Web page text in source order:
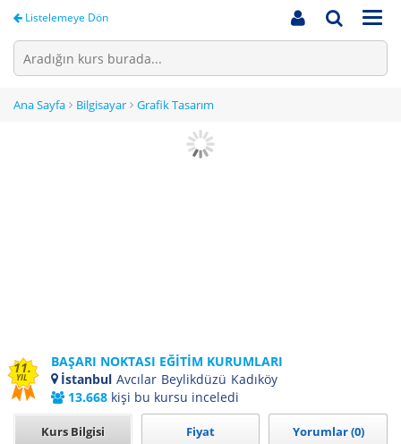
Listelemeye Dön
Ana Sayfa Bilgisayar Grafik Tasarım
11.
YIL
BAŞARI NOKTASI EĞİTİM KURUMLARI
İstanbul Avcılar Beylikdüzü Kadıköy
13.668 kişi bu kursu inceledi
Kurs Bilgisi Fiyat Yorumlar (0)